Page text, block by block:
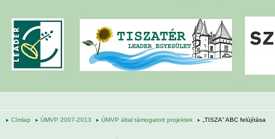
Címlap ÚMVP 2007-2013 ÚMVP által támogatott projektek „TISZA” ABC felújítása